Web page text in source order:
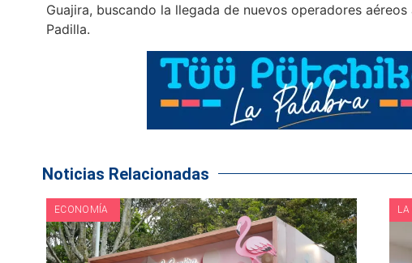
Guajira, buscando la llegada de nuevos operadores
Padilla.
Noticias Relacionadas
ECONOMÍA LA